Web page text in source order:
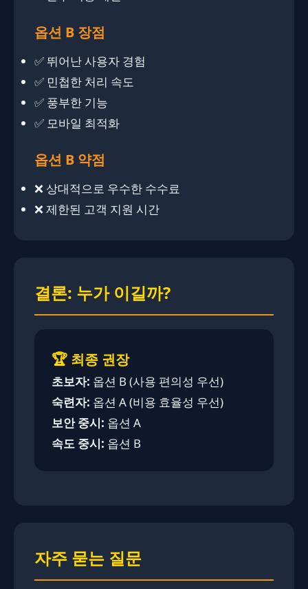
옵션 B 장점
✅ 뛰어난 사용자 경험
✅ 민첩한 처리 속도
✅ 풍부한 기능
✅ 모바일 최적화
옵션 B 약점
❌ 상대적으로 우수한 수수료
❌ 제한된 고객 지원 시간
결론: 누가 이길까?
🏆 최종 권장
초보자: 옵션 B (사용 편의성 우선)
숙련자: 옵션 A (비용 효율성 우선)
보안 중시: 옵션 A
속도 중시: 옵션 B
자주 묻는 질문